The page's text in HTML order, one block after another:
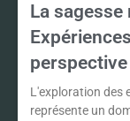
La
L'exploration des
représente un